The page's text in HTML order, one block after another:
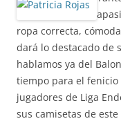
ropa correcta,
dará lo destacado de
hablamos ya del
tiempo para el
jugadores de Liga
sus camisetas de